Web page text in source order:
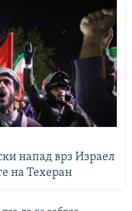
напад врз Израел
на Техеран